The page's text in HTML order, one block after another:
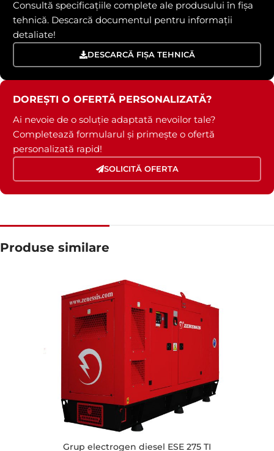
Consultă specificațiile complete ale produsului în fișa
tehnică. Descarcă documentul pentru informații
detaliate!
DESCARCĂ FIȘA TEHNICĂ
DOREȘTI O OFERTĂ PERSONALIZATĂ?
Ai nevoie de o soluție adaptată nevoilor tale?
Completează formularul și primește o ofertă
personalizată rapid!
SOLICITĂ OFERTA
Produse similare
Grup electrogen diesel ESE 275 TI